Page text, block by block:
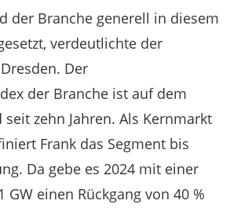
der Branche generell in diesem
verdeutlichte der
Der
der Branche ist auf dem
zehn Jahren. Als Kernmarkt
Frank das Segment bis
Da gebe es 2024 mit einer
GW einen Rückgang von 40 %